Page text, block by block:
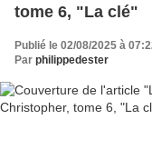
tome 6, "La clé"
Publié le 02/08/2025 à
Par philippedester